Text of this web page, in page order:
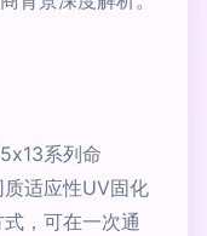
系列命
适应性UV固化
，可在一次通